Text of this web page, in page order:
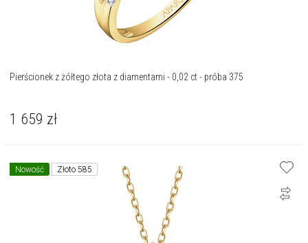
Pierścionek z żółtego złota z diamentami - 0,02 ct - próba 375
1 659 zł
Nowość Złoto 585